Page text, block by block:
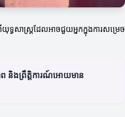
ទ្ធសាស្ត្រដែលអាចជួយអ្នកក្នុងការសម្រេច
ាព និងព្រឹត្តិការណ៍អោយមាន